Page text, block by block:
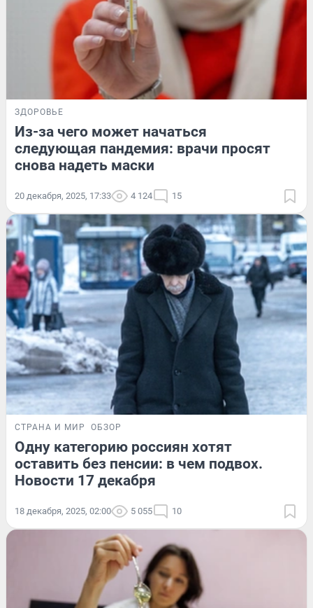
ЗДОРОВЬЕ
Из-за чего может начаться
следующая пандемия: врачи просят
снова надеть маски
20 декабря, 2025, 17:33 4 124 15
СТРАНА И МИР ОБЗОР
Одну категорию россиян хотят
оставить без пенсии: в чем подвох.
Новости 17 декабря
18 декабря, 2025, 02:00 5 055 10